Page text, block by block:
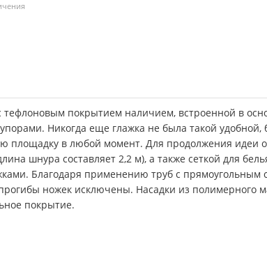
тефлоновым покрытием наличием, встроенной в
Никогда еще глажка не была такой удобной,
площадку в любой момент. Для продолжения идеи
шнура составляет 2,2 м), а также сеткой для
Благодаря применению труб с прямоугольным
ножек исключены. Насадки из полимерного
покрытие.